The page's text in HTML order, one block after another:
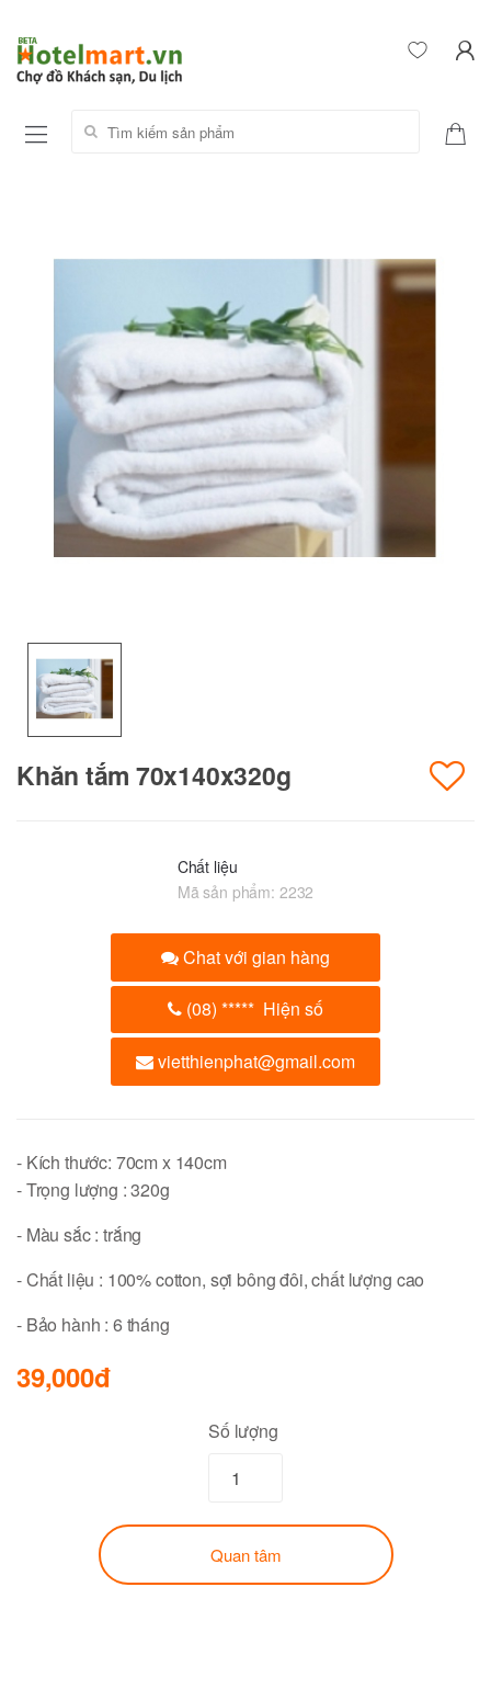
Tìm kiếm sản phẩm:
Khăn tắm 70x140x320g
Chất liệu
Mã sản phẩm: 2232
Chat với gian hàng
(08) ***** Hiện số
vietthienphat@gmail.com
- Kích thước: 70cm x 140cm
- Trọng lượng : 320g
- Màu sắc : trắng
- Chất liệu : 100% cotton, sợi bông đôi, chất lượng cao
- Bảo hành : 6 tháng
39,000đ
Số lượng
Quan tâm